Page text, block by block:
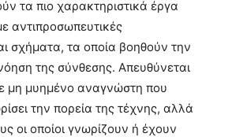
τα πιο χαρακτηριστικά έργα
αντιπροσωπευτικές
σχήματα, τα οποία βοηθούν την
της σύνθεσης. Απευθύνεται
μη μυημένο αναγνώστη που
την πορεία της τέχνης, αλλά
οι οποίοι γνωρίζουν ή έχουν